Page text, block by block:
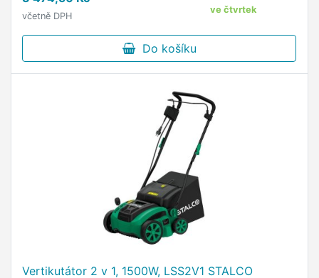
včetně DPH
ve čtvrtek
Do košíku
Vertikutátor 2 v 1, 1500W, LSS2V1 STALCO